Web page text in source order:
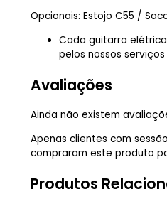
Opcionais: Estojo C55 /
Cada guitarra
pelos nossos
Avaliações
Ainda não existem
Apenas clientes com
compraram este produto
Produtos